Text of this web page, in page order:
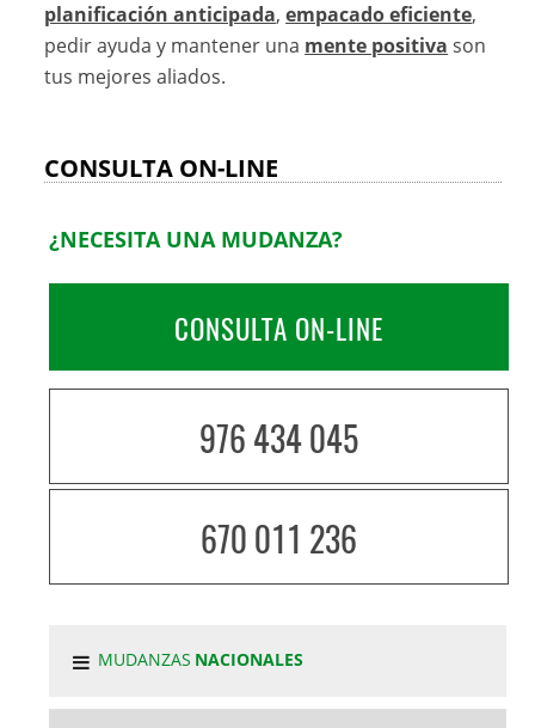
planificación anticipada,empacado eficiente,
pedir ayuda y mantener una mente positiva son
tus mejores aliados.
CONSULTA ON-LINE
¿NECESITA UNA MUDANZA?
CONSULTA ON-LINE
976 434 045
670 011 236
MUDANZAS NACIONALES